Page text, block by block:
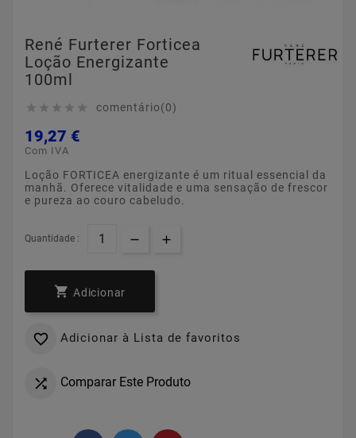
René Furterer Forticea
Loção Energizante
100ml
     comentário(0)
19,27 €
Com IVA
Loção FORTICEA energizante é um ritual essencial da
manhã. Oferece vitalidade e uma sensação de frescor
e pureza ao couro cabeludo.
Quantidade :
 Adicionar
 Adicionar à Lista de favoritos
 Comparar Este Produto